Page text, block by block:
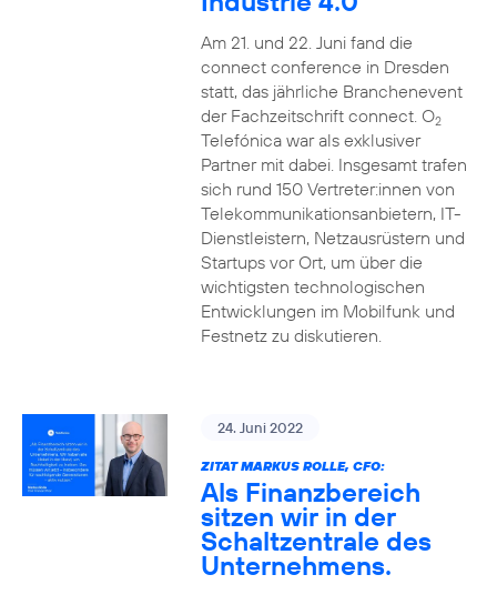
Am 21. und 22. Juni fand die
connect conference in Dresden
statt, das jährliche Branchenevent
der Fachzeitschrift connect. O2
Telefónica war als exklusiver
Partner mit dabei. Insgesamt trafen
sich rund 150 Vertreter:innen von
Telekommunikationsanbietern, IT-
Dienstleistern, Netzausrüstern und
Startups vor Ort, um über die
wichtigsten technologischen
Entwicklungen im Mobilfunk und
Festnetz zu diskutieren.
24. Juni 2022
ZITAT MARKUS ROLLE, CFO:
Als Finanzbereich
sitzen wir in der
Schaltzentrale des
Unternehmens.